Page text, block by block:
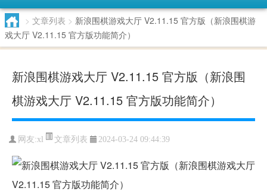
> 文章列表 > 新浪围棋游戏大厅 V2.11.15 官方版（新浪围棋游
戏大厅 V2.11.15 官方版功能简介）
新浪围棋游戏大厅 V2.11.15 官方版（新浪围
棋游戏大厅 V2.11.15 官方版功能简介）
网友:xl 文章列表 2024-03-24 09:44:39